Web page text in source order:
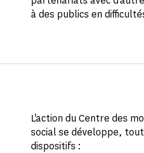
à des publics en
L'action du Centre des
social se développe,
dispositifs :